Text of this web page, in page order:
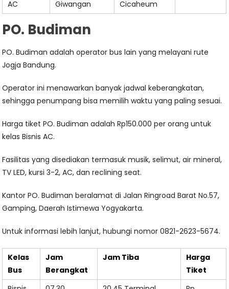
AC Giwangan Cicaheum
PO. Budiman
PO. Budiman adalah operator bus lain yang melayani rute
Jogja Bandung.
Operator ini menawarkan banyak jadwal keberangkatan,
sehingga penumpang bisa memilih waktu yang paling sesuai.
Harga tiket PO. Budiman adalah Rp150.000 per orang untuk
kelas Bisnis AC.
Fasilitas yang disediakan termasuk musik, selimut, air mineral,
TV LED, kursi 3-2, AC, dan reclining seat.
Kantor PO. Budiman beralamat di Jalan Ringroad Barat No.57,
Gamping, Daerah Istimewa Yogyakarta.
Untuk informasi lebih lanjut, hubungi nomor 0821-2623-5674.
Kelas
Bus
Jam
Berangkat
Jam Tiba
Harga
Tiket